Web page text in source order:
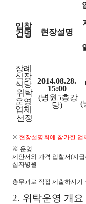
입찰
건명
현장설명
장례
식장
식당
위탁
운영
업체
선정
2014.08.28.
15:00
(병원5층강
당)
(
※ 현장설명회에 참가한 업
※ 운영
제안서와 가격 입찰서(지
십자병원
총무과로 직접 제출하시기
2. 위탁운영 개요